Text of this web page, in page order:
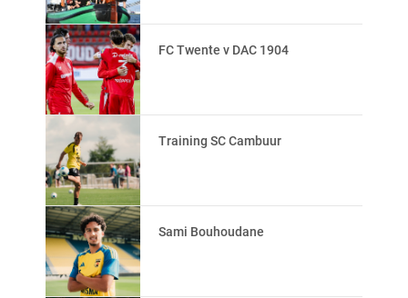
FC Twente v DAC 1904
Training SC Cambuur
Sami Bouhoudane